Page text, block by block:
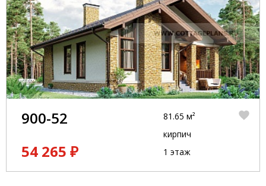
900-52
54 265 ₽
81.65 м²
кирпич
1 этаж